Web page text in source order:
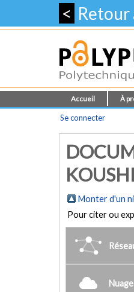
<
Accueil À
Se connecter
Monter d'un
Pour citer ou